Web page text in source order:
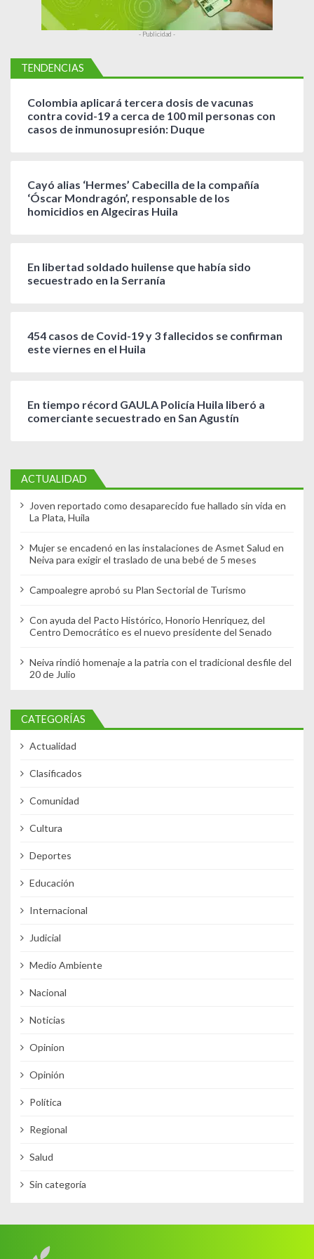
- Publicidad -
TENDENCIAS
Colombia aplicará tercera dosis de vacunas
contra covid-19 a cerca de 100 mil personas con
casos de inmunosupresión: Duque
Cayó alias ‘Hermes’ Cabecilla de la compañía
‘Óscar Mondragón’, responsable de los
homicidios en Algeciras Huila
En libertad soldado huilense que había sido
secuestrado en la Serranía
454 casos de Covid-19 y 3 fallecidos se confirman
este viernes en el Huila
En tiempo récord GAULA Policía Huila liberó a
comerciante secuestrado en San Agustín
ACTUALIDAD
Joven reportado como desaparecido fue hallado sin vida en
La Plata, Huila
Mujer se encadenó en las instalaciones de Asmet Salud en
Neiva para exigir el traslado de una bebé de 5 meses
Campoalegre aprobó su Plan Sectorial de Turismo
Con ayuda del Pacto Histórico, Honorio Henriquez, del
Centro Democrático es el nuevo presidente del Senado
Neiva rindió homenaje a la patria con el tradicional desfile del
20 de Julio
CATEGORÍAS
Actualidad
Clasificados
Comunidad
Cultura
Deportes
Educación
Internacional
Judicial
Medio Ambiente
Nacional
Noticias
Opinion
Opinión
Política
Regional
Salud
Sin categoría